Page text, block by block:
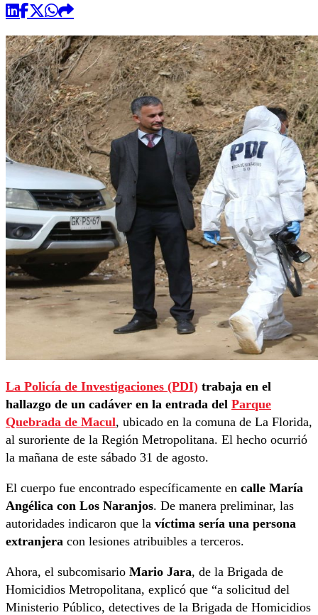
La Policía de Investigaciones (PDI) trabaja en el
hallazgo de un cadáver en la entrada del Parque
Quebrada de Macul, ubicado en la comuna de La Florida,
al suroriente de la Región Metropolitana. El hecho ocurrió
la mañana de este sábado 31 de agosto.
El cuerpo fue encontrado específicamente en calle María
Angélica con Los Naranjos. De manera preliminar, las
autoridades indicaron que la víctima sería una persona
extranjera con lesiones atribuibles a terceros.
Ahora, el subcomisario Mario Jara, de la Brigada de
Homicidios Metropolitana, explicó que “a solicitud del
Ministerio Público, detectives de la Brigada de Homicidios